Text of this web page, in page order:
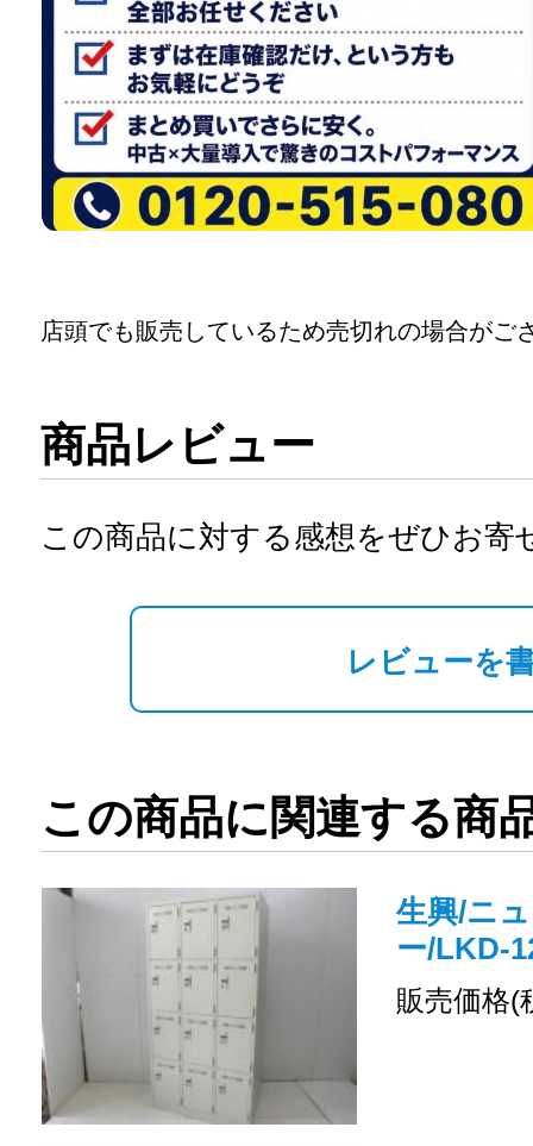
店頭でも販売しているため売切れの場合がご
商品レビュー
この商品に対する感想をぜひお寄
レビューを
この商品に関連する商
生興/ニ
ー/LKD-
販売価格(